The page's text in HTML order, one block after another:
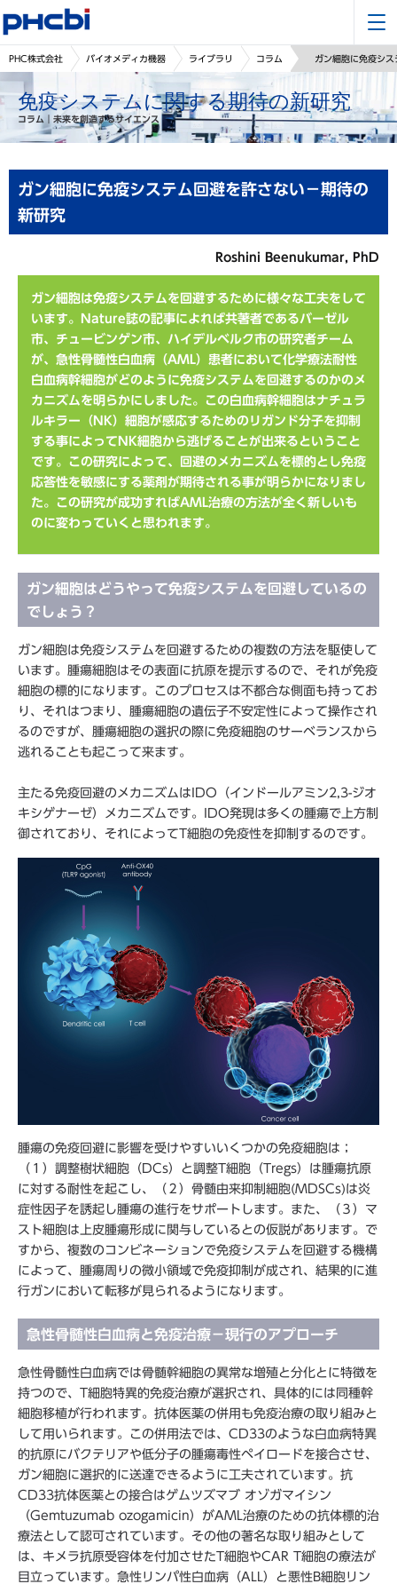
PHC株式会社 バイオメディカ機器 ライブラリ コラム ガン細胞に免疫シ
免疫システムに関する期待の新研究
コラム｜未来を創造するサイエンス
ガン細胞に免疫システム回避を許さない－期待の
新研究
Roshini Beenukumar, PhD
ガン細胞は免疫システムを回避するために様々な工夫をして
います。Nature誌の記事によれば共著者であるバーゼル
市、チュービンゲン市、ハイデルベルク市の研究者チーム
が、急性骨髄性白血病（AML）患者において化学療法耐性
白血病幹細胞がどのように免疫システムを回避するのかのメ
カニズムを明らかにしました。この白血病幹細胞はナチュラ
ルキラー（NK）細胞が感応するためのリガンド分子を抑制
する事によってNK細胞から逃げることが出来るということ
です。この研究によって、回避のメカニズムを標的とし免疫
応答性を敏感にする薬剤が期待される事が明らかになりまし
た。この研究が成功すればAML治療の方法が全く新しいも
のに変わっていくと思われます。
ガン細胞はどうやって免疫システムを回避しているの
でしょう？
ガン細胞は免疫システムを回避するための複数の方法を駆使して
います。腫瘍細胞はその表面に抗原を提示するので、それが免疫
細胞の標的になります。このプロセスは不都合な側面も持ってお
り、それはつまり、腫瘍細胞の遺伝子不安定性によって操作され
るのですが、腫瘍細胞の選択の際に免疫細胞のサーベランスから
逃れることも起こって来ます。
主たる免疫回避のメカニズムはIDO（インドールアミン2,3-ジオ
キシゲナーゼ）メカニズムです。IDO発現は多くの腫瘍で上方制
御されており、それによってT細胞の免疫性を抑制するのです。
腫瘍の免疫回避に影響を受けやすいいくつかの免疫細胞は；
（１）調整樹状細胞（DCs）と調整T細胞（Tregs）は腫瘍抗原
に対する耐性を起こし、（２）骨髄由来抑制細胞(MDSCs)は炎
症性因子を誘起し腫瘍の進行をサポートします。また、（３）マ
スト細胞は上皮腫瘍形成に関与しているとの仮説があります。で
すから、複数のコンビネーションで免疫システムを回避する機構
によって、腫瘍周りの微小領域で免疫抑制が成され、結果的に進
行ガンにおいて転移が見られるようになります。
急性骨髄性白血病と免疫治療－現行のアプローチ
急性骨髄性白血病では骨髄幹細胞の異常な増殖と分化とに特徴を
持つので、T細胞特異的免疫治療が選択され、具体的には同種幹
細胞移植が行われます。抗体医薬の併用も免疫治療の取り組みと
して用いられます。この併用法では、CD33のような白血病特異
的抗原にバクテリアや低分子の腫瘍毒性ペイロードを接合させ、
ガン細胞に選択的に送達できるように工夫されています。抗
CD33抗体医薬との接合はゲムツズマブ オゾガマイシン
（Gemtuzumab ozogamicin）がAML治療のための抗体標的治
療法として認可されています。その他の著名な取り組みとして
は、キメラ抗原受容体を付加させたT細胞やCAR T細胞の療法が
目立っています。急性リンパ性白血病（ALL）と悪性B細胞リン